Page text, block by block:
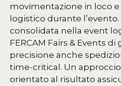
movimentazione in loco
logistico durante l’evento.
consolidata nella event
FERCAM Fairs & Events di
precisione anche
time-critical. Un
orientato al risultato